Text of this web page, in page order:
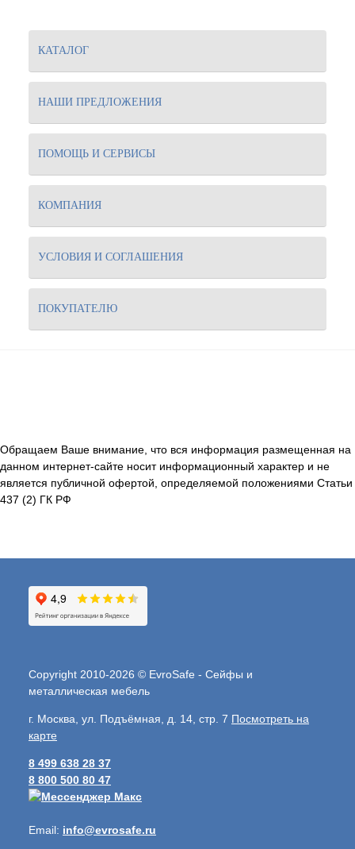
КАТАЛОГ
НАШИ ПРЕДЛОЖЕНИЯ
ПОМОЩЬ И СЕРВИСЫ
КОМПАНИЯ
УСЛОВИЯ И СОГЛАШЕНИЯ
ПОКУПАТЕЛЮ
Обращаем Ваше внимание, что вся информация размещенная на
данном интернет-сайте носит информационный характер и не
является публичной офертой, определяемой положениями Статьи
437 (2) ГК РФ
Copyright 2010-2026 © EvroSafe - Сейфы и
металлическая мебель
г. Москва, ул. Подъёмная, д. 14, стр. 7 Посмотреть на
карте
8 499 638 28 37
8 800 500 80 47
Email: info@evrosafe.ru